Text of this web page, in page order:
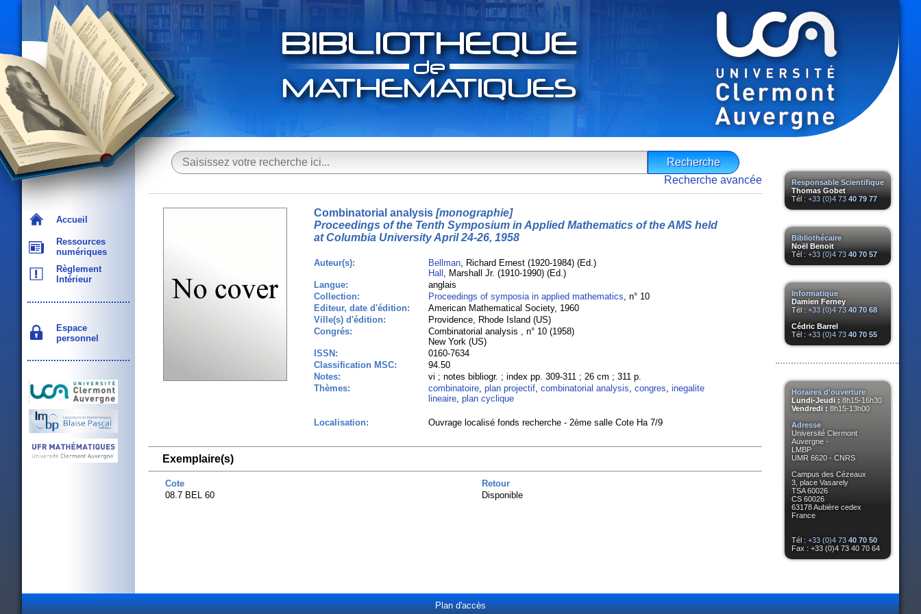
Accueil
Ressources
numériques
Règlement
Intérieur
Espace
personnel
Responsable Scientifique
Thomas Gobet
Tél : +33 (0)4 73 40 79 77
Bibliothécaire
Noël Benoit
Tél : +33 (0)4 73 40 70 57
Informatique
Damien Ferney
Tél : +33 (0)4 73 40 70 68
Cédric Barrel
Tél : +33 (0)4 73 40 70 55
Horaires d'ouverture
Lundi-Jeudi : 8h15-16h30
Vendredi : 8h15-13h00
Adresse
Université Clermont
Auvergne -
LMBP
UMR 6620 - CNRS
Campus des Cézeaux
3, place Vasarely
TSA 60026
CS 60026
63178 Aubière cedex
France
Tél : +33 (0)4 73 40 70 50
Fax : +33 (0)4 73 40 70 64
Recherche avancée
Combinatorial analysis[monographie]
Proceedings of the Tenth Symposium in Applied Mathematics of the AMS held
at Columbia University April 24-26, 1958
Auteur(s): Bellman, Richard Ernest (1920-1984) (Ed.)
Hall , Marshall Jr. (1910-1990) (Ed.)
Langue:
anglais
Collection:
Proceedings of symposia in applied mathematics, n° 10
Editeur, date d'édition:
American Mathematical Society, 1960
Ville(s) d'édition:
Providence, Rhode Island (US)
Congrés:
Combinatorial analysis , n° 10 (1958)
New York (US)
ISSN:
0160-7634
Classification MSC:
94.50
Notes:
vi ; notes bibliogr. ; index pp. 309-311 ; 26 cm ; 311 p.
Thèmes:
combinatoire, plan projectif, combinatorial analysis, congres, inegalite
lineaire, plan cyclique
Localisation: Ouvrage localisé fonds recherche - 2ème salle Cote Ha 7/9
Exemplaire(s)
Cote
Retour
08.7 BEL 60
Disponible
Plan d'accès